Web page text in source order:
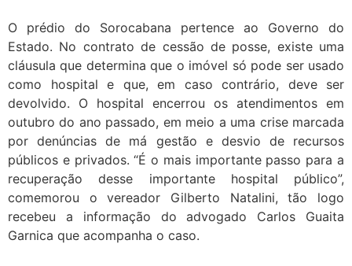
O prédio do Sorocabana pertence ao Governo do
Estado. No contrato de cessão de posse, existe uma
cláusula que determina que o imóvel só pode ser usado
como hospital e que, em caso contrário, deve ser
devolvido. O hospital encerrou os atendimentos em
outubro do ano passado, em meio a uma crise marcada
por denúncias de má gestão e desvio de recursos
públicos e privados. “É o mais importante passo para a
recuperação desse importante hospital público”,
comemorou o vereador Gilberto Natalini, tão logo
recebeu a informação do advogado Carlos Guaita
Garnica que acompanha o caso.